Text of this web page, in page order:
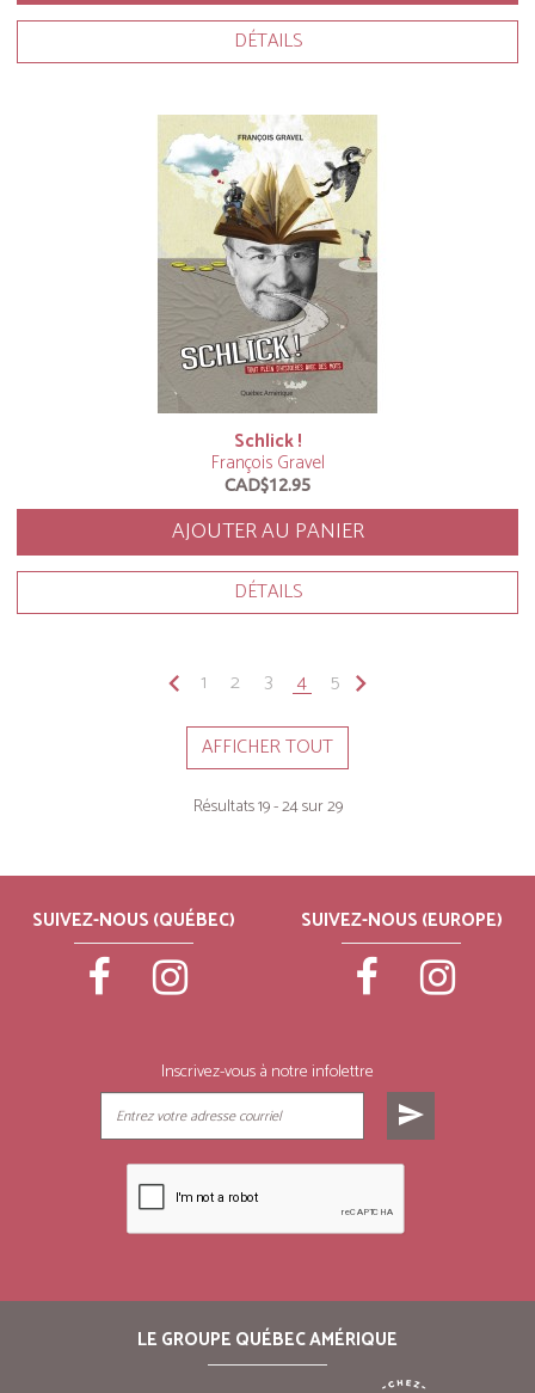
DÉTAILS
Schlick !
François Gravel
CAD$12.95
AJOUTER AU PANIER
DÉTAILS
keyboard_arrow_left 1 2 3 4 5 keyboard_arrow_right
AFFICHER TOUT
Résultats 19 - 24 sur 29
SUIVEZ-NOUS (QUÉBEC) SUIVEZ-NOUS (EUROPE)
Inscrivez-vous à notre infolettre
send
LE GROUPE QUÉBEC AMÉRIQUE